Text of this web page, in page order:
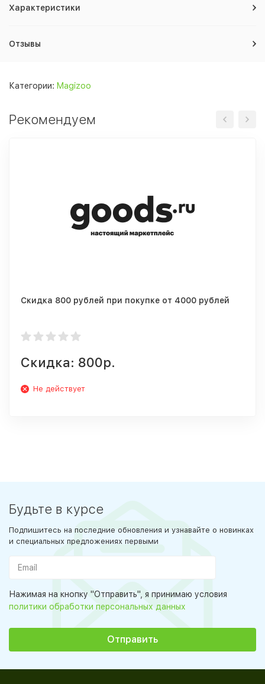
Характеристики
Отзывы
Категории: Magizoo
Рекомендуем
Скидка 800 рублей при покупке от 4000 рублей
Скидка: 800р.
Не действует
Будьте в курсе
Подпишитесь на последние обновления и узнавайте о новинках
и специальных предложениях первыми
Нажимая на кнопку "Отправить", я принимаю условия
политики обработки персональных данных